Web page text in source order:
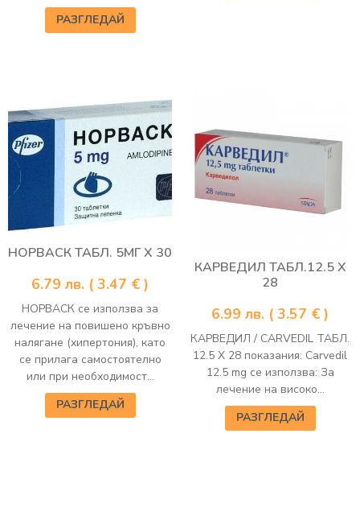
РАЗГЛЕДАЙ
НОРВАСК ТАБЛ. 5МГ Х 30
6.79 лв. ( 3.47 € )
НОРВАСК се използва за
лечение на повишено кръвно
налягане (хипертония), като
се прилага самостоятелно
или при необходимост...
РАЗГЛЕДАЙ
КАРВЕДИЛ ТАБЛ.12.5 Х
28
6.99 лв. ( 3.57 € )
КАРВЕДИЛ / CARVEDIL ТАБЛ.
12.5 Х 28 показания: Carvedil
12.5 mg се използва: За
лечение на високо...
РАЗГЛЕДАЙ